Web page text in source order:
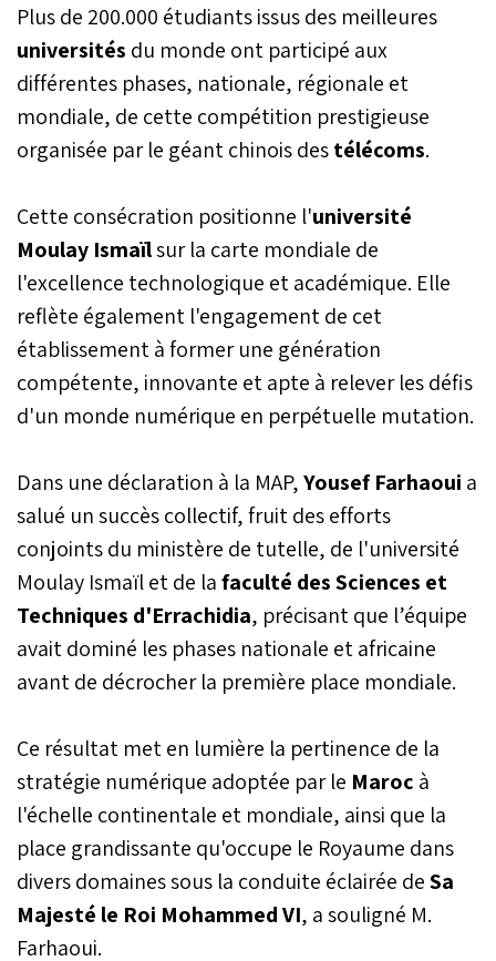
programme «DigiSchool
2025» visant à renforcer
l’intégration des
technologies numériques
dans l’enseignement.
Plus de 200.000 étudiants issus des meilleures
universités du monde ont participé aux
différentes phases, nationale, régionale et
mondiale, de cette compétition prestigieuse
organisée par le géant chinois destélécoms.
Cette consécration positionne l'université
Moulay Ismaïlsur la carte mondiale de
l'excellence technologique et académique. Elle
reflète également l'engagement de cet
établissement à former une génération
compétente, innovante et apte à relever les défis
d'un monde numérique en perpétuelle mutation.
Dans une déclaration à la MAP,Yousef Farhaoui a
salué un succès collectif, fruit des efforts
conjoints du ministère de tutelle, de l'université
Moulay Ismaïl et de lafaculté des Sciences et
Techniques d'Errachidia, précisant que l’équipe
avait dominé les phases nationale et africaine
avant de décrocher la première place mondiale.
Ce résultat met en lumière la pertinence de la
stratégie numérique adoptée par le Maroc à
l'échelle continentale et mondiale, ainsi que la
place grandissante qu'occupe le Royaume dans
divers domaines sous la conduite éclairée deSa
Majesté le Roi Mohammed VI, a souligné M.
Farhaoui.